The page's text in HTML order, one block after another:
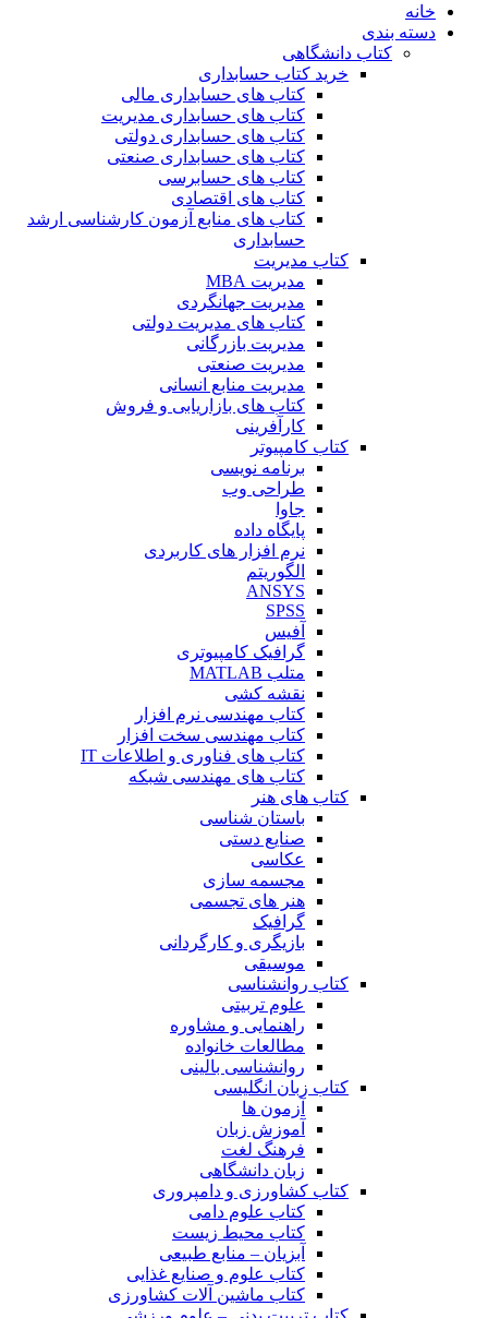
خانه
دسته بندی
کتاب دانشگاهی
خرید کتاب حسابداری
کتاب های حسابداری مالی
کتاب های حسابداری مدیریت
کتاب های حسابداری دولتی
کتاب های حسابداری صنعتی
کتاب های حسابرسی
کتاب های اقتصادی
کتاب های منابع آزمون کارشناسی ارشد
حسابداری
کتاب مدیریت
مدیریت MBA
مدیریت جهانگردی
کتاب های مدیریت دولتی
مدیریت بازرگانی
مدیریت صنعتی
مدیریت منابع انسانی
کتاب های بازاریابی و فروش
کارآفرینی
کتاب کامپیوتر
برنامه نویسی
طراحی وب
جاوا
پایگاه داده
نرم افزار های کاربردی
الگوریتم
ANSYS
SPSS
آفیس
گرافیک کامپیوتری
متلب MATLAB
نقشه کشی
کتاب مهندسی نرم افزار
کتاب مهندسی سخت افزار
کتاب های فناوری و اطلاعات IT
کتاب های مهندسی شبکه
کتاب های هنر
باستان شناسی
صنایع دستی
عکاسی
مجسمه سازی
هنر های تجسمی
گرافیک
بازیگری و کارگردانی
موسیقی
کتاب روانشناسی
علوم تربیتی
راهنمایی و مشاوره
مطالعات خانواده
روانشناسی بالینی
کتاب زبان انگلیسی
آزمون ها
آموزش زبان
فرهنگ لغت
زبان دانشگاهی
کتاب کشاورزی و دامپروری
کتاب علوم دامی
کتاب محیط زیست
آبزیان – منابع طبیعی
کتاب علوم و صنایع غذایی
کتاب ماشین آلات کشاورزی